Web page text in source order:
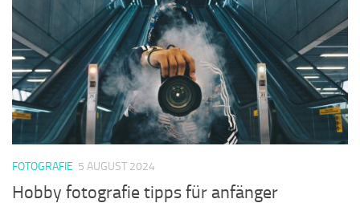
FOTOGRAFIE 5 AUGUST 2024
Hobby fotografie tipps für anfänger